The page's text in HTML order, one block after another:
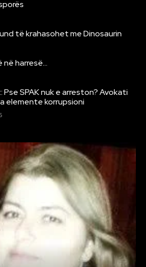
të krahasohet me Dinosaurin
në harresë…
SPAK nuk e arreston? Avokati
elemente korrupsioni